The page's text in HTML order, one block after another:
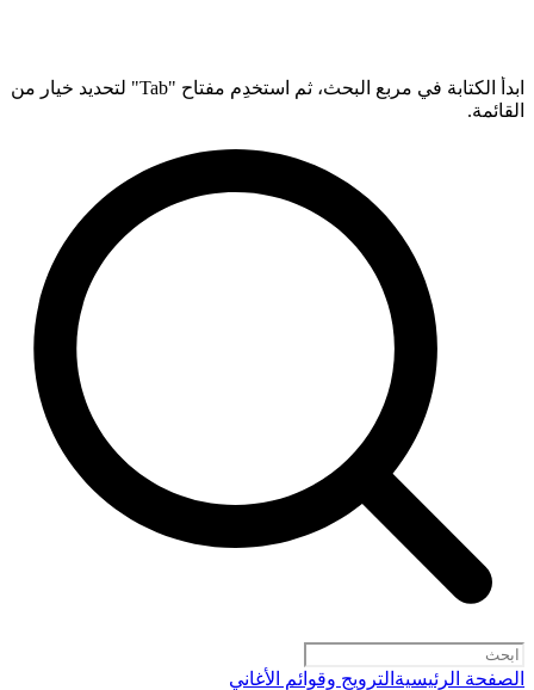
ابدأ الكتابة في مربع البحث، ثم استخدِم مفتاح "Tab" لتحديد خيار من
القائمة.
الصفحة الرئيسية الترويج وقوائم الأغاني